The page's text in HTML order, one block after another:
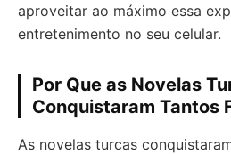
aproveitar ao máximo essa
entretenimento no seu celular.
Por Que as Novelas
Conquistaram Tantos
As novelas turcas